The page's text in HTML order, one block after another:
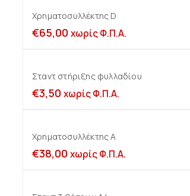
Χρηματοσυλλέκτης D
€65,00 χωρίς Φ.Π.Α.
Σταντ στήριξης φυλλαδίου
€3,50 χωρίς Φ.Π.Α.
Χρηματοσυλλέκτης A
€38,00 χωρίς Φ.Π.Α.